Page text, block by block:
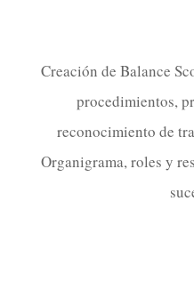
Creación de Balance
procedimientos,
reconocimiento de
Organigrama, roles y